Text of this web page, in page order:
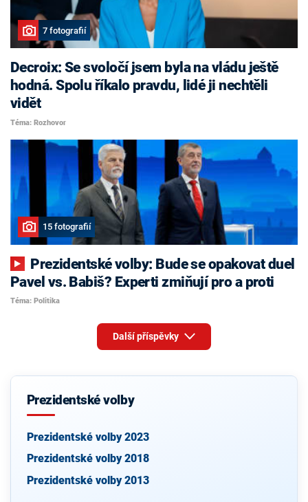
7 fotografií
Decroix: Se svoločí jsem byla na vládu ještě
hodná. Spolu říkalo pravdu, lidé ji nechtěli
vidět
Téma: Rozhovor
15 fotografií
Pavel vs. Babiš? Experti zmiňují pro a proti
Téma: Politika
Další příspěvky
Prezidentské volby
Prezidentské volby 2023
Prezidentské volby 2018
Prezidentské volby 2013